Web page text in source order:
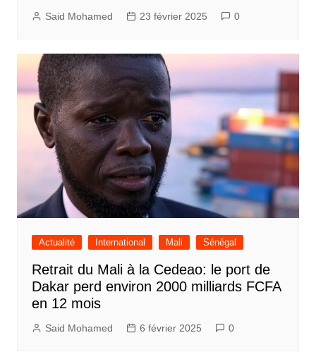
Said Mohamed 23 février 2025 0
Actualité International Mali Sénégal
Retrait du Mali à la Cedeao: le port de
Dakar perd environ 2000 milliards FCFA
en 12 mois
Said Mohamed 6 février 2025 0